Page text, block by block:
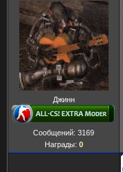
Джинн
Сообщений: 3169
Награды: 0